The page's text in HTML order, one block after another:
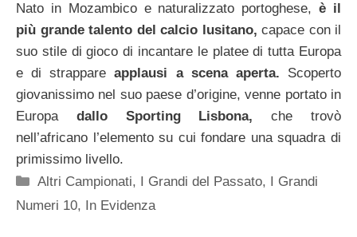
Nato in Mozambico e naturalizzato portoghese,è il
più grande talento del calcio lusitano, capace con il
suo stile di gioco di incantare le platee di tutta Europa
e di strappareapplausi a scena aperta. Scoperto
giovanissimo nel suo paese d’origine, venne portato in
Europadallo Sporting Lisbona, che trovò
nell’africano l’elemento su cui fondare una squadra di
primissimo livello.
Categorie
Altri Campionati, I Grandi del Passato, I Grandi
Numeri 10, In Evidenza